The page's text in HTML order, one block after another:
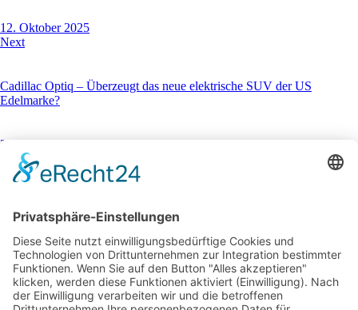
12. Oktober 2025
Next
Cadillac Optiq – Überzeugt das neue elektrische SUV der US
Edelmarke?
27. Oktober 2025
You May Also Like
7. Oktober 2016
Autosalon Paris: Unsere Highlights des Mondial de l’Automobile 2016